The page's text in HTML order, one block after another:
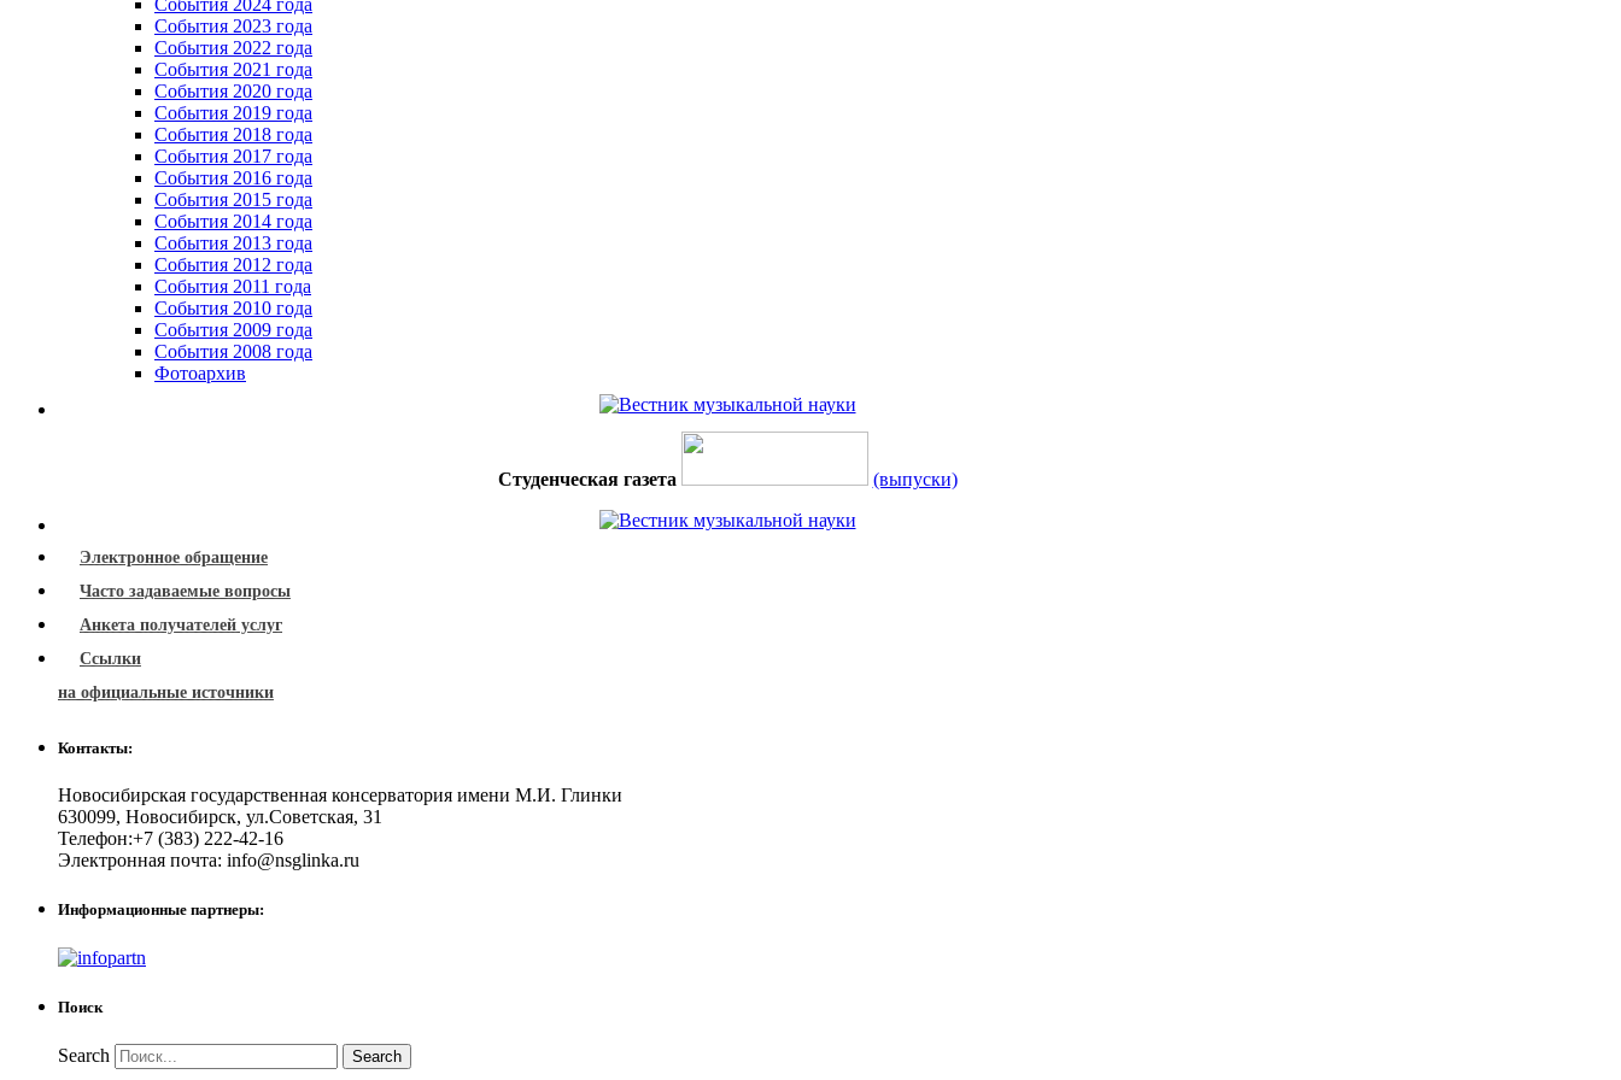
События 2024 года
События 2023 года
Cобытия 2022 года
Cобытия 2021 года
События 2020 года
События 2019 года
События 2018 года
События 2017 года
События 2016 года
События 2015 года
События 2014 года
События 2013 года
События 2012 года
События 2011 года
События 2010 года
События 2009 года
События 2008 года
Фотоархив
Студенческая газета (выпуски)
Электронное обращение
Часто задаваемые вопросы
Анкета получателей услуг
Ссылки
на официальные источники
Контакты:
Новосибирская государственная консерватория имени М.И. Глинки
630099, Новосибирск, ул.Советская, 31
Телефон:+7 (383) 222-42-16
Электронная почта: info@nsglinka.ru
Информационные партнеры:
Поиск
Search